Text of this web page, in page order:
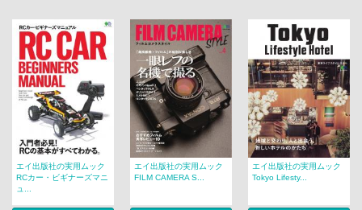
エイ出版社の実用ムック
RCカー・ビギナーズマニ
ュ...
エイ出版社の実用ムック
FILM CAMERA S...
エイ出版社の実用ムック
Tokyo Lifesty...